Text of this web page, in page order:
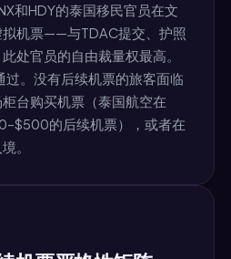
和HDY的泰国移民官员在文
拟机票——与TDAC提交、护照
处官员的自由裁量权最高。
。没有后续机票的旅客面临
台购买机票（泰国航空在
的后续机票），或者在
。